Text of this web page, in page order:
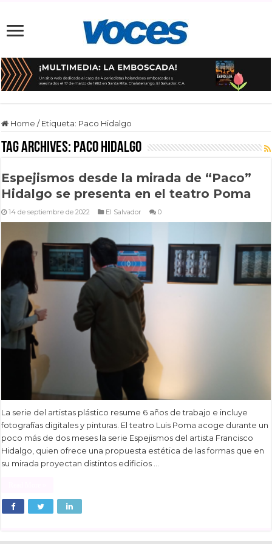
Home / Etiqueta: Paco Hidalgo
Tag Archives: Paco Hidalgo
Espejismos desde la mirada de “Paco”
Hidalgo se presenta en el teatro Poma
14 de septiembre de 2022 El Salvador 0
La serie del artistas plástico resume 6 años de trabajo e incluye
fotografías digitales y pinturas. El teatro Luis Poma acoge durante un
poco más de dos meses la serie Espejismos del artista Francisco
Hidalgo, quien ofrece una propuesta estética de las formas que en
su mirada proyectan distintos edificios …